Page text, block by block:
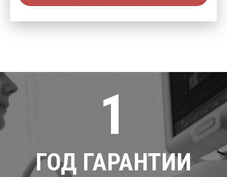
1
ГОД ГАРАНТИИ